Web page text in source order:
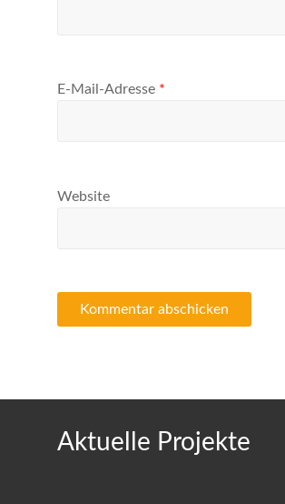
E-Mail-Adresse *
Website
Aktuelle Projekte